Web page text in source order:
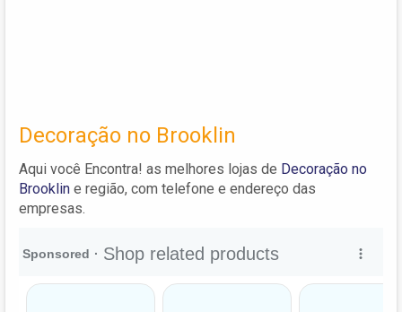
Decoração no Brooklin
Aqui você Encontra! as melhores lojas de Decoração no
Brooklin e região, com telefone e endereço das
empresas.